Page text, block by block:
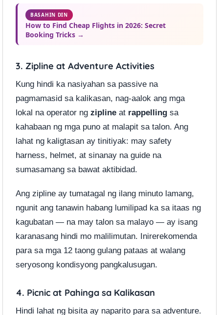
BASAHIN DIN
How to Find Cheap Flights in 2026: Secret
Booking Tricks →
3. Zipline at Adventure Activities
Kung hindi ka nasiyahan sa passive na
pagmamasid sa kalikasan, nag-aalok ang mga
lokal na operator ng zipline at rappelling sa
kahabaan ng mga puno at malapit sa talon. Ang
lahat ng kaligtasan ay tinitiyak: may safety
harness, helmet, at sinanay na guide na
sumasamang sa bawat aktibidad.
Ang zipline ay tumatagal ng ilang minuto lamang,
ngunit ang tanawin habang lumilipad ka sa itaas ng
kagubatan — na may talon sa malayo — ay isang
karanasang hindi mo malilimutan. Inirerekomenda
para sa mga 12 taong gulang pataas at walang
seryosong kondisyong pangkalusugan.
4. Picnic at Pahinga sa Kalikasan
Hindi lahat ng bisita ay naparito para sa adventure.